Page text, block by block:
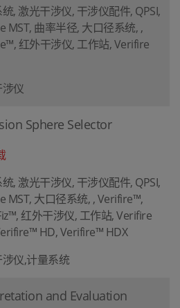
, 激光干涉仪, 干涉仪配件, QPSI,
MST, 曲率半径, 大口径系统, ,
红外干涉仪, 工作站, Verifire
仪
Sphere Selector
, 激光干涉仪, 干涉仪配件, QPSI,
MST, 大口径系统, , Verifire™,
红外干涉仪, 工作站, Verifire
HD, Verifire™ HDX
仪,计量系统
and Evaluation